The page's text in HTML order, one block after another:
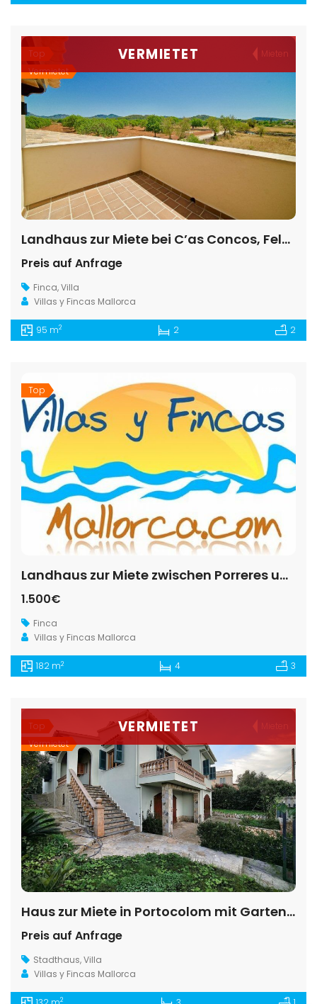
VERMIETET
Top
Vermietet
Mieten
Landhaus zur Miete bei C’as Concos, Felanitx, Mallorca
Preis auf Anfrage
Finca,Villa
Villas y Fincas Mallorca
95 m2 2 2
Top
Landhaus zur Miete zwischen Porreres und Felanitx
1.500€
Finca
Villas y Fincas Mallorca
182 m2 4 3
VERMIETET
Top
Vermietet
Mieten
Haus zur Miete in Portocolom mit Garten & XXL-Garage
Preis auf Anfrage
Stadthaus,Villa
Villas y Fincas Mallorca
2